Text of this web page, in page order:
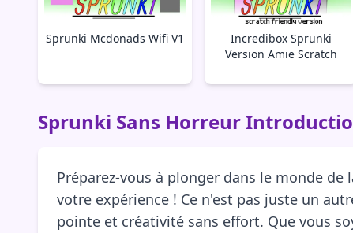
Sprunki Mcdonads Wifi V1
Incredibox Sprunki
Version Amie Scratch
Sprunki Sans Horreur
Préparez-vous à plonger dans le monde
votre expérience ! Ce n'est pas juste un
pointe et créativité sans effort. Que vous